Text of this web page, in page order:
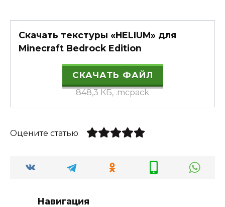
Скачать текстуры «HELIUM» для
Minecraft Bedrock Edition
СКАЧАТЬ ФАЙЛ
848,3 КБ, .mcpack
Оцените статью
Навигация